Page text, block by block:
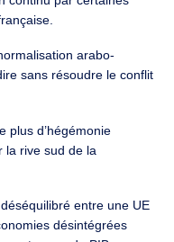
arabo-
sans résoudre le conflit
plus d’hégémonie
la rive sud de la
entre une UE
désintégrées